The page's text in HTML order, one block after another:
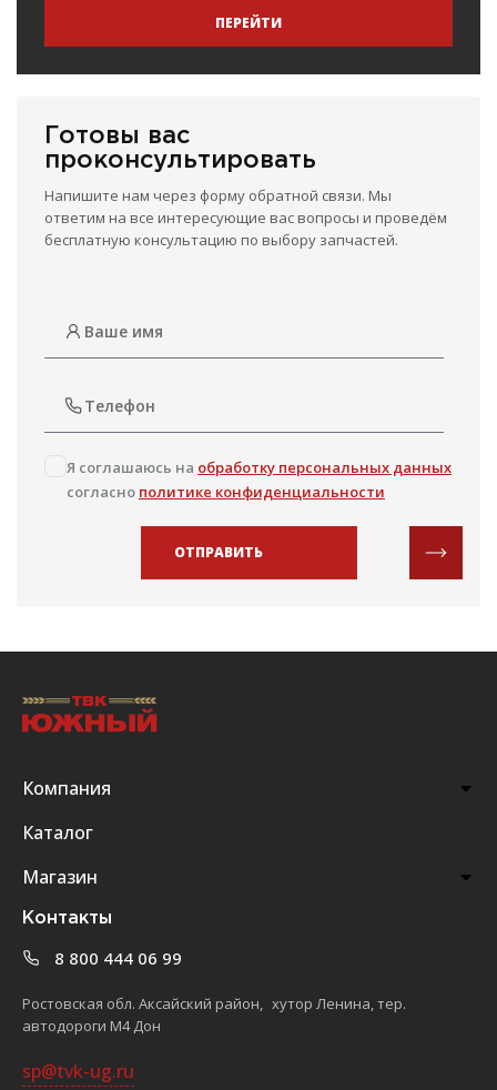
ПЕРЕЙТИ
Готовы вас
проконсультировать
Напишите нам через форму обратной связи. Мы
ответим на все интересующие вас вопросы и проведём
бесплатную консультацию по выбору запчастей.
Я соглашаюсь на обработку персональных данных
согласно политике конфиденциальности
ОТПРАВИТЬ
Компания
Каталог
Магазин
Контакты
8 800 444 06 99
Ростовская обл. Аксайский район, хутор Ленина, тер.
автодороги М4 Дон
sp@tvk-ug.ru